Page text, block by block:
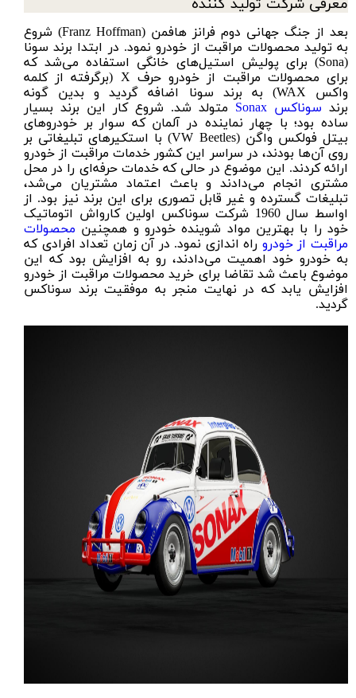
معرفی شرکت تولید کننده
بعد از جنگ جهانی دوم فرانز هافمن (Franz Hoffman) شروع
به تولید محصولات مراقبت از خودرو نمود. در ابتدا برند سونا
(Sona) برای پولیش استیل‌های خانگی استفاده می‌شد که
برای محصولات مراقبت از خودرو حرف X (برگرفته از کلمه
واکس WAX) به برند سونا اضافه گردید و بدین گونه
برند سوناکس Sonax متولد شد. شروع کار این برند بسیار
ساده بود؛ با چهار نماینده در آلمان که سوار بر خودروهای
بیتل فولکس واگن (VW Beetles) با استکیرهای تبلیغاتی بر
روی آن‌ها بودند، در سراسر این کشور خدمات مراقبت از خودرو
ارائه کردند. این موضوع در حالی که خدمات حرفه‌ای را در محل
مشتری انجام می‌دادند و باعث اعتماد مشتریان می‌شد،
تبلیغات گسترده و غیر قابل تصوری برای این برند نیز بود. از
اواسط سال 1960 شرکت سوناکس اولین کارواش اتوماتیک
خود را با بهترین مواد شوینده خودرو و همچنین محصولات
مراقبت از خودرو راه اندازی نمود. در آن زمان تعداد افرادی که
به خودرو خود اهمیت می‌دادند، رو به افزایش بود که این
موضوع باعث شد تقاضا برای خرید محصولات مراقبت از خودرو
افزایش یابد که در نهایت منجر به موفقیت برند سوناکس
گردید.